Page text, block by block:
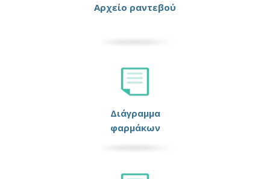
Αρχείο ραντεβού
Διάγραμμα
φαρμάκων